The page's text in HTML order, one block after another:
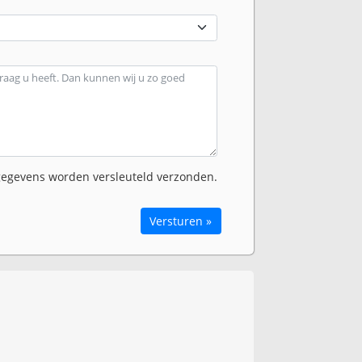
worden versleuteld verzonden.
Versturen »